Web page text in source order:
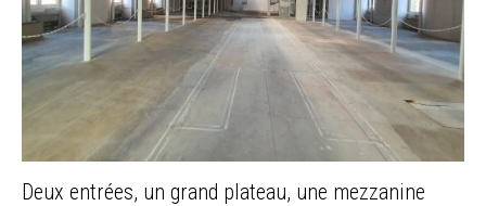
Deux entrées, un grand plateau, une mezzanine